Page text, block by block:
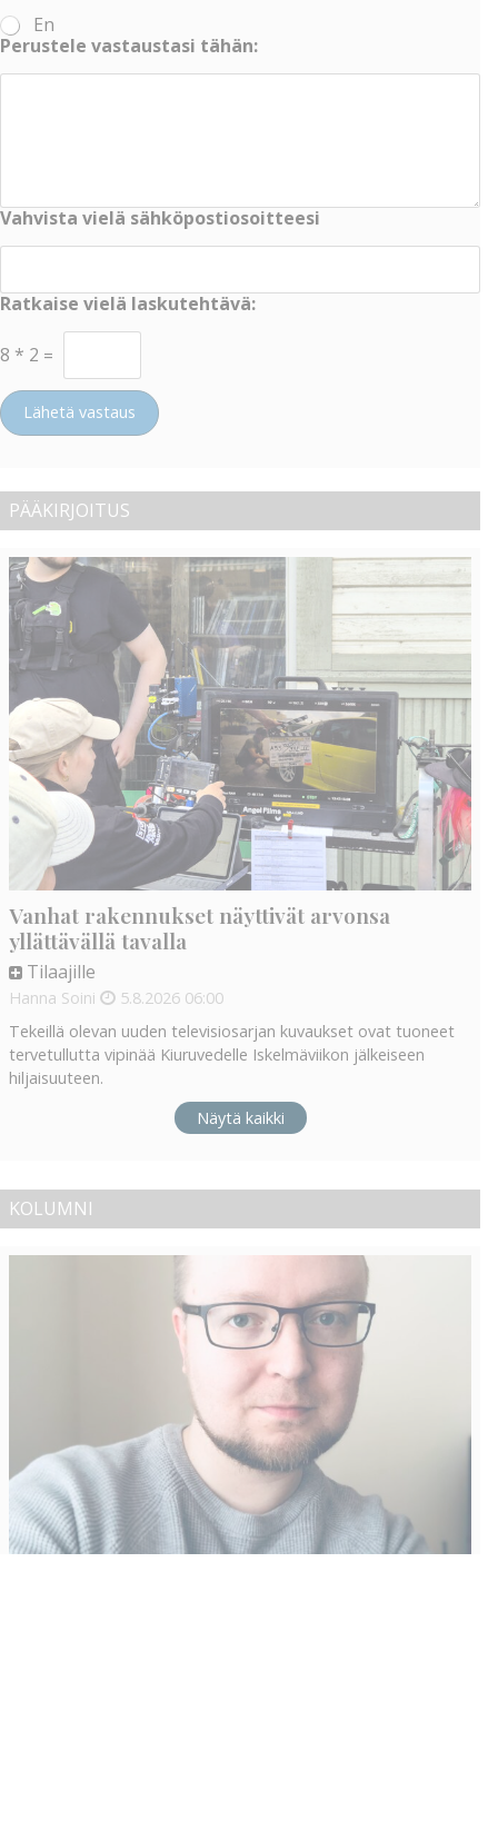
En
Perustele vastaustasi tähän:
Vahvista vielä sähköpostiosoitteesi
Ratkaise vielä laskutehtävä:
8 * 2 =
Lähetä vastaus
PÄÄKIRJOITUS
Vanhat rakennukset näyttivät arvonsa
yllättävällä tavalla
Tilaajille
Hanna Soini 5.8.2026 06:00
Tekeillä olevan uuden televisiosarjan kuvaukset ovat tuoneet
tervetullutta vipinää Kiuruvedelle Iskelmäviikon jälkeiseen
hiljaisuuteen.
Näytä kaikki
KOLUMNI